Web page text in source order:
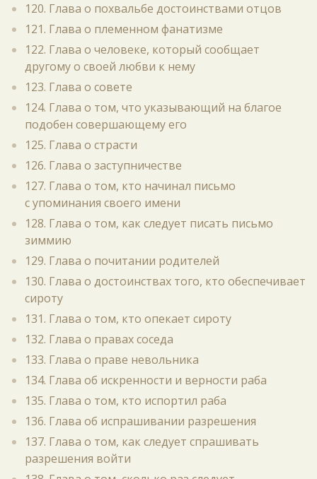
120. Глава о похвальбе достоинствами отцов
121. Глава о племенном фанатизме
122. Глава о человеке, который сообщает
другому о своей любви к нему
123. Глава о совете
124. Глава о том, что указывающий на благое
подобен совершающему его
125. Глава о страсти
126. Глава о заступничестве
127. Глава о том, кто начинал письмо
с упоминания своего имени
128. Глава о том, как следует писать письмо
зиммию
129. Глава о почитании родителей
130. Глава о достоинствах того, кто обеспечивает
сироту
131. Глава о том, кто опекает сироту
132. Глава о правах соседа
133. Глава о праве невольника
134. Глава об искренности и верности раба
135. Глава о том, кто испортил раба
136. Глава об испрашивании разрешения
137. Глава о том, как следует спрашивать
разрешения войти